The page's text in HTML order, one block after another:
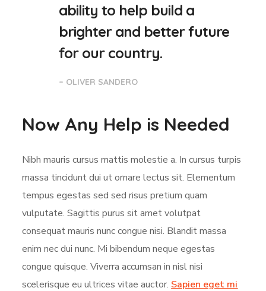
ability to help build a
brighter and better future
for our country.
– OLIVER SANDERO
Now Any Help is Needed
Nibh mauris cursus mattis molestie a. In cursus turpis
massa tincidunt dui ut ornare lectus sit. Elementum
tempus egestas sed sed risus pretium quam
vulputate. Sagittis purus sit amet volutpat
consequat mauris nunc congue nisi. Blandit massa
enim nec dui nunc. Mi bibendum neque egestas
congue quisque. Viverra accumsan in nisl nisi
scelerisque eu ultrices vitae auctor. Sapien eget mi